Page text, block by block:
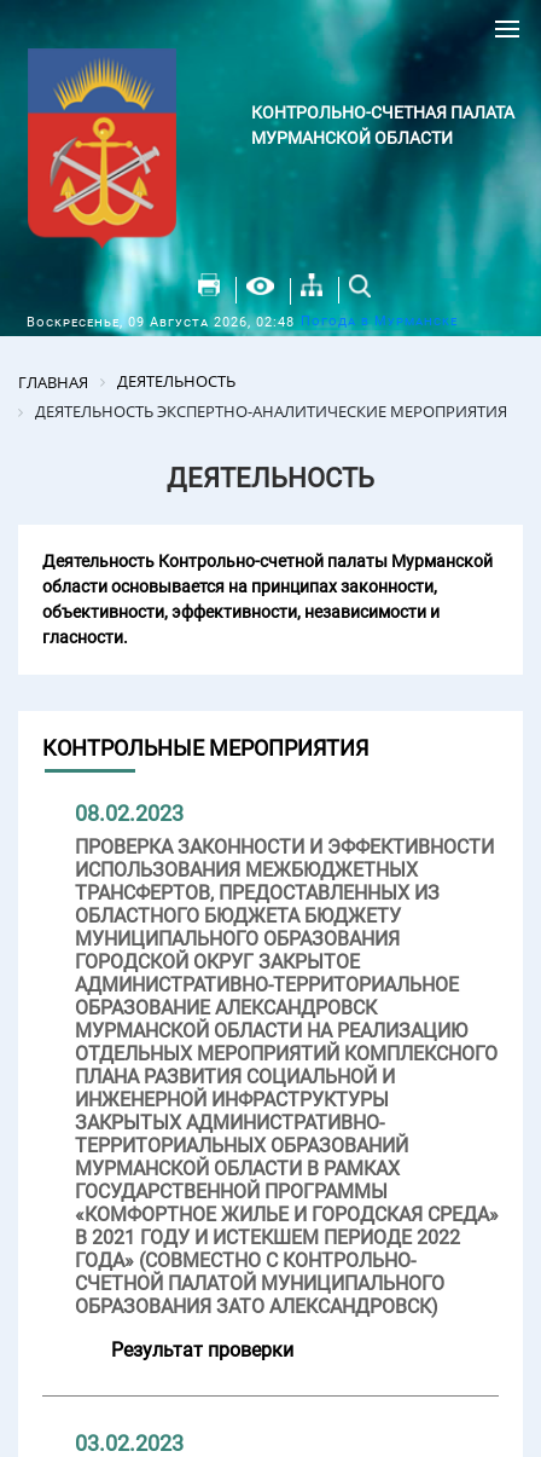
КОНТРОЛЬНО-СЧЕТНАЯ ПАЛАТА
МУРМАНСКОЙ ОБЛАСТИ
Воскресенье, 09 Августа 2026, 02:48 Погода в Мурманске
ГЛАВНАЯ
ДЕЯТЕЛЬНОСТЬ
ДЕЯТЕЛЬНОСТЬ ЭКСПЕРТНО-АНАЛИТИЧЕСКИЕ МЕРОПРИЯТИЯ
ДЕЯТЕЛЬНОСТЬ
Деятельность Контрольно-счетной палаты Мурманской
области основывается на принципах законности,
объективности, эффективности, независимости и
гласности.
КОНТРОЛЬНЫЕ МЕРОПРИЯТИЯ
08.02.2023
ПРОВЕРКА ЗАКОННОСТИ И ЭФФЕКТИВНОСТИ
ИСПОЛЬЗОВАНИЯ МЕЖБЮДЖЕТНЫХ
ТРАНСФЕРТОВ, ПРЕДОСТАВЛЕННЫХ ИЗ
ОБЛАСТНОГО БЮДЖЕТА БЮДЖЕТУ
МУНИЦИПАЛЬНОГО ОБРАЗОВАНИЯ
ГОРОДСКОЙ ОКРУГ ЗАКРЫТОЕ
АДМИНИСТРАТИВНО-ТЕРРИТОРИАЛЬНОЕ
ОБРАЗОВАНИЕ АЛЕКСАНДРОВСК
МУРМАНСКОЙ ОБЛАСТИ НА РЕАЛИЗАЦИЮ
ОТДЕЛЬНЫХ МЕРОПРИЯТИЙ КОМПЛЕКСНОГО
ПЛАНА РАЗВИТИЯ СОЦИАЛЬНОЙ И
ИНЖЕНЕРНОЙ ИНФРАСТРУКТУРЫ
ЗАКРЫТЫХ АДМИНИСТРАТИВНО-
ТЕРРИТОРИАЛЬНЫХ ОБРАЗОВАНИЙ
МУРМАНСКОЙ ОБЛАСТИ В РАМКАХ
ГОСУДАРСТВЕННОЙ ПРОГРАММЫ
«КОМФОРТНОЕ ЖИЛЬЕ И ГОРОДСКАЯ СРЕДА»
В 2021 ГОДУ И ИСТЕКШЕМ ПЕРИОДЕ 2022
ГОДА» (СОВМЕСТНО С КОНТРОЛЬНО-
СЧЕТНОЙ ПАЛАТОЙ МУНИЦИПАЛЬНОГО
ОБРАЗОВАНИЯ ЗАТО АЛЕКСАНДРОВСК)
Результат проверки
03.02.2023